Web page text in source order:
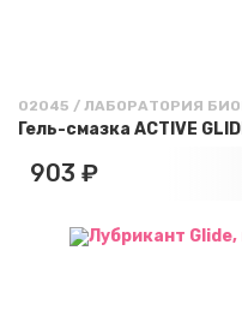
02045 / ЛАБОРАТОРИЯ
Гель-смазка ACTIVE
903 ₽